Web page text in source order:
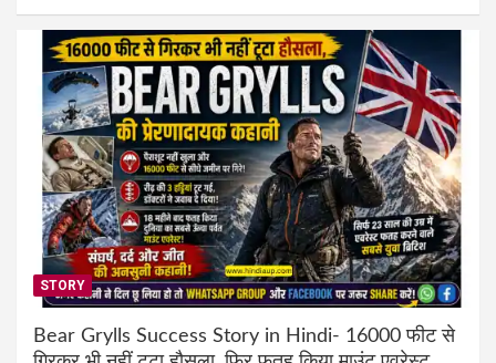
STORY
Bear Grylls Success Story in Hindi- 16000 फीट से